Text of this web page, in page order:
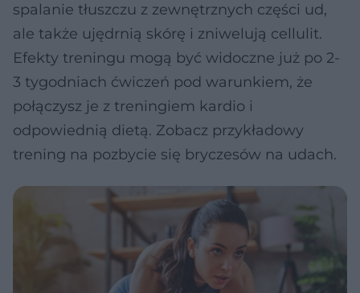
spalanie tłuszczu z zewnętrznych części ud,
ale także ujędrnią skórę i zniwelują cellulit.
Efekty treningu mogą być widoczne już po 2-
3 tygodniach ćwiczeń pod warunkiem, że
połączysz je z treningiem kardio i
odpowiednią dietą. Zobacz przykładowy
trening na pozbycie się bryczesów na udach.